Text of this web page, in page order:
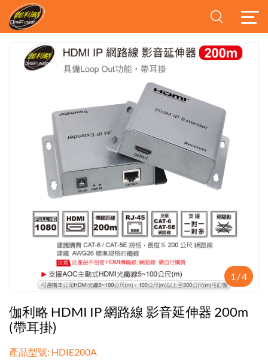
1 /4
伽利略 HDMI IP 網路線 影音延伸器 200m
(帶耳掛)
產品型號: HDIE200A